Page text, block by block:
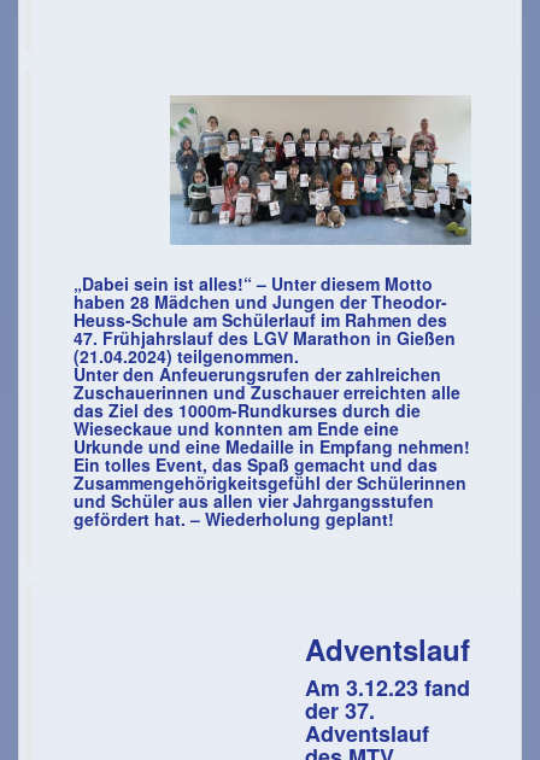
„Dabei sein ist alles!“ – Unter diesem Motto
haben 28 Mädchen und Jungen der Theodor-
Heuss-Schule am Schülerlauf im Rahmen des
47. Frühjahrslauf des LGV Marathon in Gießen
(21.04.2024) teilgenommen.
Unter den Anfeuerungsrufen der zahlreichen
Zuschauerinnen und Zuschauer erreichten alle
das Ziel des 1000m-Rundkurses durch die
Wieseckaue und konnten am Ende eine
Urkunde und eine Medaille in Empfang nehmen!
Ein tolles Event, das Spaß gemacht und das
Zusammengehörigkeitsgefühl der Schülerinnen
und Schüler aus allen vier Jahrgangsstufen
gefördert hat. – Wiederholung geplant!
Adventslauf
Am 3.12.23 fand
der 37.
Adventslauf